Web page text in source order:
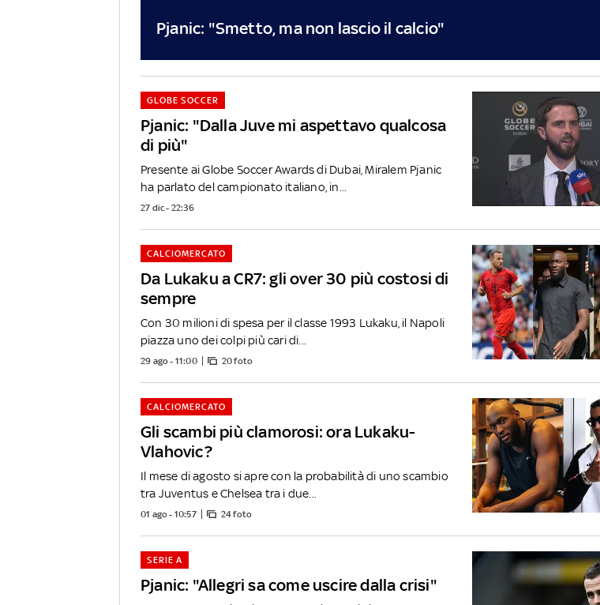
Pjanic: "Smetto, ma non lascio il calcio"
Pjanic: "Dalla Juve mi aspettavo qualcosa
di più"
GLOBE SOCCER
Presente ai Globe Soccer Awards di Dubai, Miralem Pjanic
ha parlato del campionato italiano, in...
27 dic - 22:36
Da Lukaku a CR7: gli over 30 più costosi di
sempre
CALCIOMERCATO
Con 30 milioni di spesa per il classe 1993 Lukaku, il Napoli
piazza uno dei colpi più cari di...
29 ago - 11:00 20 foto
Gli scambi più clamorosi: ora Lukaku-
Vlahovic?
CALCIOMERCATO
Il mese di agosto si apre con la probabilità di uno scambio
tra Juventus e Chelsea tra i due...
01 ago - 10:57 24 foto
Pjanic: "Allegri sa come uscire dalla crisi"
SERIE A